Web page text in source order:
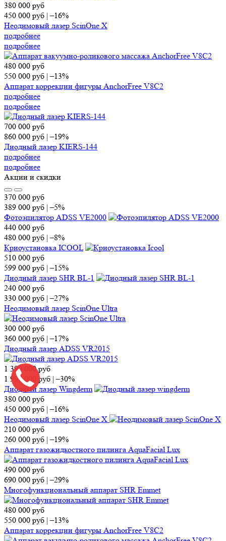
380 000 руб
450 000 руб |–16%
Неодимовый лазер ScinOne X
подробнее
подробнее
480 000 руб
550 000 руб |–13%
Аппарат коррекции фигуры AnchorFree V8C2
подробнее
подробнее
700 000 руб
860 000 руб |–19%
Диодный лазер KIERS-144
подробнее
подробнее
Акции и скидки
370 000 руб
389 000 руб |–5%
Фотоэпилятор ADSS VE2000
440 000 руб
480 000 руб |–8%
Криоустановка ICOOL
510 000 руб
599 000 руб |–15%
Диодный лазер SHR BL-1
240 000 руб
330 000 руб |–27%
Неодимовый лазер ScinOne Ultra
300 000 руб
360 000 руб |–17%
Диодный лазер ADSS VR2015
1 390 000руб
1 990 000
руб |–30%
Диодный лазер Wingderm
380 000 руб
450 000 руб |–16%
Неодимовый лазер ScinOne X
210 000 руб
260 000 руб |–19%
Аппарат газожидкостного пилинга AquaFacial Lux
490 000 руб
690 000 руб |–29%
Многофункциональный аппарат SHR Emmet
480 000 руб
550 000 руб |–13%
Аппарат коррекции фигуры AnchorFree V8C2